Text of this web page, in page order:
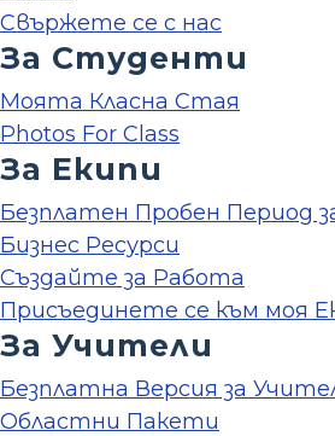
Свържете се с нас
За Студенти
Моята Класна Стая
Photos For Class
За Екипи
Безплатен Пробен Период
Бизнес Ресурси
Създайте за Работа
Присъединете се към моя
За Учители
Безплатна Версия за
Областни Пакети